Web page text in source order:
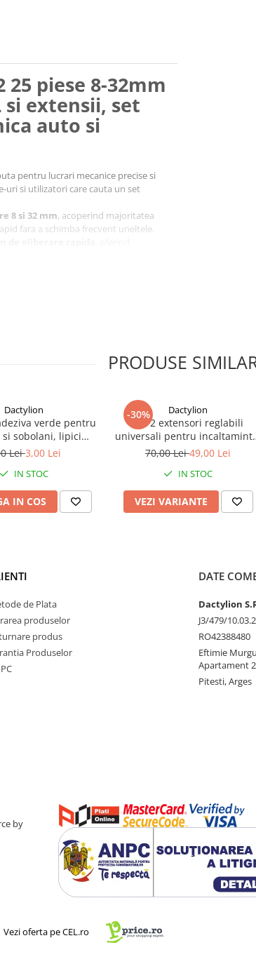
piese 8-32mm
extensii, set
auto si
pentru lucrari mecanice precise si
si utilizatori care cauta un set
8 si 32 mm, acoperind majoritatea
fara a schimba frecvent uneltele.
lucrului.
PRODUSE
Dactylion
verde pentru
si sobolani, lipici
16 x 21 cm, non
usoara
Lei3,00 Lei
IN STOC
IN COS
-30% Dactylion
Set 2 extensori reglabili
universali pentru
pantofi si adidasi – Largitor
ajustare personalizata
70,00 Lei49,00 Lei
IN STOC
VEZI VARIANTE
de Plata
produselor
produs
Produselor
DATE
Dactylion
J3/479/
RO42388480
Eftimie
Apartament
Pitesti, Arges
by
Vezi oferta pe CEL.ro